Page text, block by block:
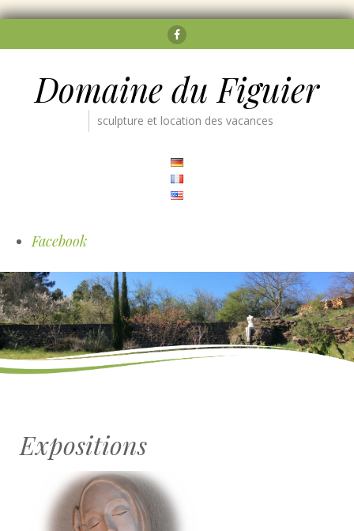
Facebook
Domaine du Figuier
sculpture et location des vacances
Facebook
Expositions